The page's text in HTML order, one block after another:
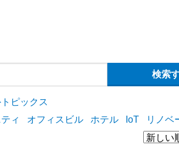
ピックス
ィ オフィスビル ホテル IoT リノベーシ